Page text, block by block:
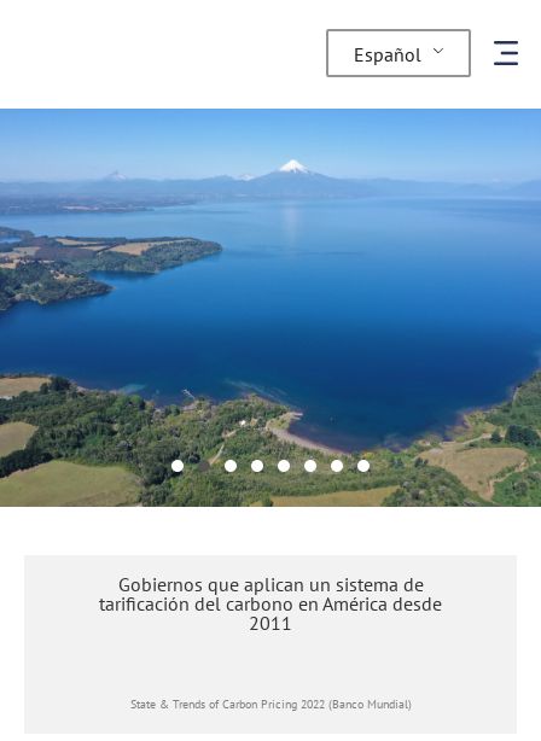
Español
para promover la adopción y
aplicación de instrumentos de
Location Note - Chile
Gobiernos que aplican un sistema de
tarificación del carbono en América desde
2011
State & Trends of Carbon Pricing 2022 (Banco Mundial)